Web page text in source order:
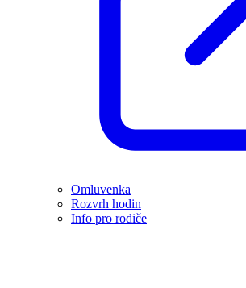
Omluvenka
Rozvrh hodin
Info pro rodiče